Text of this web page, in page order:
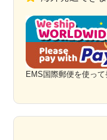
EMS国際郵便を使って